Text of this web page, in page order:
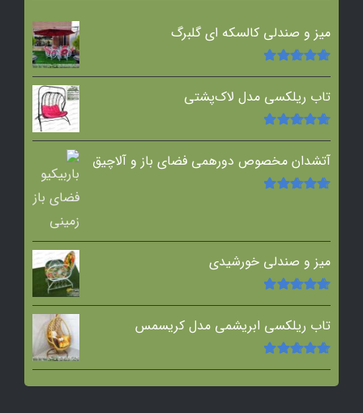
میز و صندلی کالسکه ای گلبرگ
امتیاز5.00از
تاب ریلکسی مدل لاک‌پشتی
امتیاز5.00از
5
آتشدان مخصوص دورهمی فضای باز و آلاچیق
میز و صندلی خورشیدی
امتیاز5.00از
تاب ریلکسی ابریشمی مدل کریسمس
امتیاز5.00از